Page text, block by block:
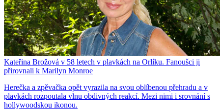
Kateřina Brožová v 58 letech v plavkách na Orlíku. Fanoušci ji
přirovnali k Marilyn Monroe
Herečka a zpěvačka opět vyrazila na svou oblíbenou přehradu a v
plavkách rozpoutala vlnu obdivných reakcí. Mezi nimi i srovnání s
hollywoodskou ikonou.